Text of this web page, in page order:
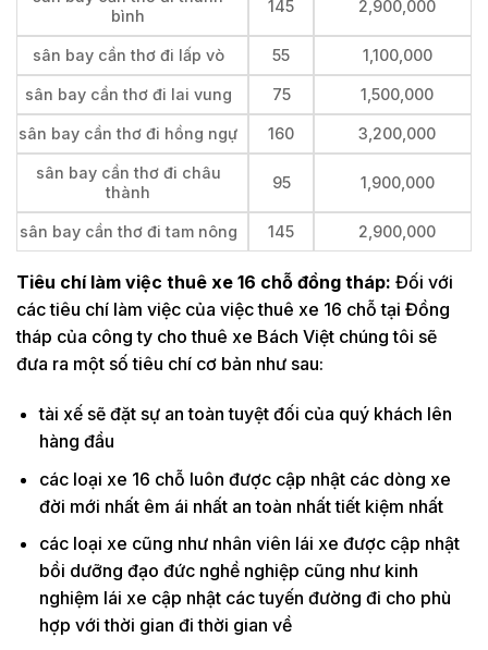
bình
145 2,900,000
sân bay cần thơ đi lấp vò 55 1,100,000
sân bay cần thơ đi lai vung 75 1,500,000
sân bay cần thơ đi hồng ngự 160 3,200,000
sân bay cần thơ đi châu
thành
95 1,900,000
sân bay cần thơ đi tam nông 145 2,900,000
Tiêu chí làm việc thuê xe 16 chỗ đồng tháp: Đối với
các tiêu chí làm việc của việc thuê xe 16 chỗ tại Đồng
tháp của công ty cho thuê xe Bách Việt chúng tôi sẽ
đưa ra một số tiêu chí cơ bản như sau:
tài xế sẽ đặt sự an toàn tuyệt đối của quý khách lên
hàng đầu
các loại xe 16 chỗ luôn được cập nhật các dòng xe
đời mới nhất êm ái nhất an toàn nhất tiết kiệm nhất
các loại xe cũng như nhân viên lái xe được cập nhật
bồi dưỡng đạo đức nghề nghiệp cũng như kinh
nghiệm lái xe cập nhật các tuyến đường đi cho phù
hợp với thời gian đi thời gian về